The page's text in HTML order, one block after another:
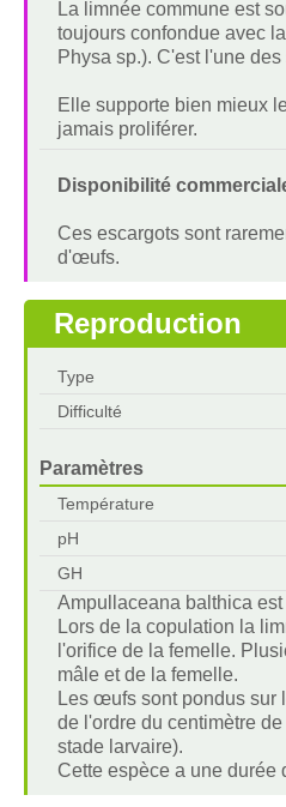
La limnée commune est
toujours confondue avec
Physa sp.). C'est l'une
Elle supporte bien mieux
jamais proliférer.
Disponibilité
Ces escargots sont
d'œufs.
Reproduction
Type
Difficulté
Paramètres
Température
pH
GH
Ampullaceana balthica
Lors de la copulation la
l'orifice de la femelle.
mâle et de la femelle.
Les œufs sont pondus sur
de l'ordre du centimètre
stade larvaire).
Cette espèce a une durée